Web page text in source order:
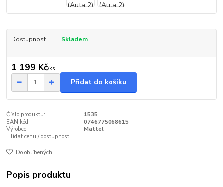
Dostupnost Skladem
1 199 Kč/ks
Přidat do košíku
Číslo produktu:
1535
EAN kód:
0746775068615
Výrobce:
Mattel
Hlídat cenu / dostupnost
Do oblíbených
Popis produktu